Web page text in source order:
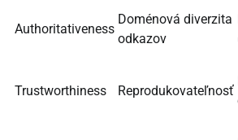
Authoritativeness
Doménová diverzita
odkazov
Trustworthiness Reprodukovateľnosť